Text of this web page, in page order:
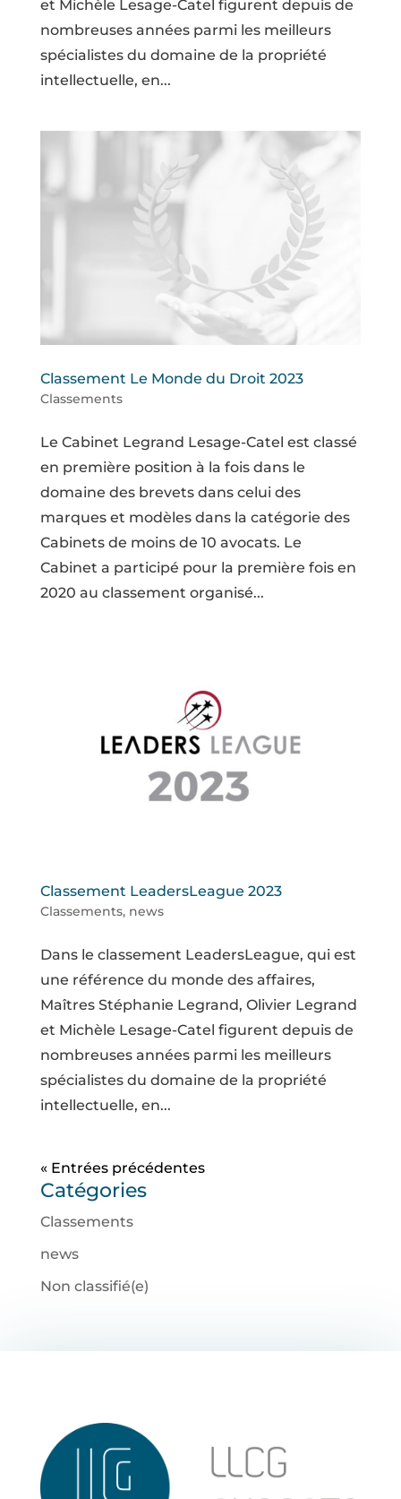
et Michèle Lesage-Catel figurent depuis de
nombreuses années parmi les meilleurs
spécialistes du domaine de la propriété
intellectuelle, en...
Classement Le Monde du Droit 2023
Classements
Le Cabinet Legrand Lesage-Catel est classé
en première position à la fois dans le
domaine des brevets dans celui des
marques et modèles dans la catégorie des
Cabinets de moins de 10 avocats. Le
Cabinet a participé pour la première fois en
2020 au classement organisé...
Classement LeadersLeague 2023
Classements, news
Dans le classement LeadersLeague, qui est
une référence du monde des affaires,
Maîtres Stéphanie Legrand, Olivier Legrand
et Michèle Lesage-Catel figurent depuis de
nombreuses années parmi les meilleurs
spécialistes du domaine de la propriété
intellectuelle, en...
« Entrées précédentes
Catégories
Classements
news
Non classifié(e)